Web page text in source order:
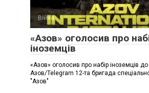
Війна
«Азов» оголосив про
іноземців
«Азов» оголосив про набір іноземців до
Азов/Telegram 12-та бригада
"Азов"